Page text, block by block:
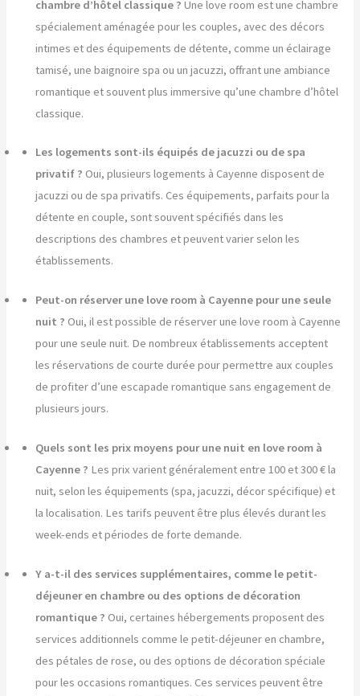
chambre d’hôtel classique ? Une love room est une chambre
spécialement aménagée pour les couples, avec des décors
intimes et des équipements de détente, comme un éclairage
tamisé, une baignoire spa ou un jacuzzi, offrant une ambiance
romantique et souvent plus immersive qu’une chambre d’hôtel
classique.
Les logements sont-ils équipés de jacuzzi ou de spa
privatif ? Oui, plusieurs logements à Cayenne disposent de
jacuzzi ou de spa privatifs. Ces équipements, parfaits pour la
détente en couple, sont souvent spécifiés dans les
descriptions des chambres et peuvent varier selon les
établissements.
Peut-on réserver une love room à Cayenne pour une seule
nuit ? Oui, il est possible de réserver une love room à Cayenne
pour une seule nuit. De nombreux établissements acceptent
les réservations de courte durée pour permettre aux couples
de profiter d’une escapade romantique sans engagement de
plusieurs jours.
Quels sont les prix moyens pour une nuit en love room à
Cayenne ? Les prix varient généralement entre 100 et 300 € la
nuit, selon les équipements (spa, jacuzzi, décor spécifique) et
la localisation. Les tarifs peuvent être plus élevés durant les
week-ends et périodes de forte demande.
Y a-t-il des services supplémentaires, comme le petit-
déjeuner en chambre ou des options de décoration
romantique ? Oui, certaines hébergements proposent des
services additionnels comme le petit-déjeuner en chambre,
des pétales de rose, ou des options de décoration spéciale
pour les occasions romantiques. Ces services peuvent être